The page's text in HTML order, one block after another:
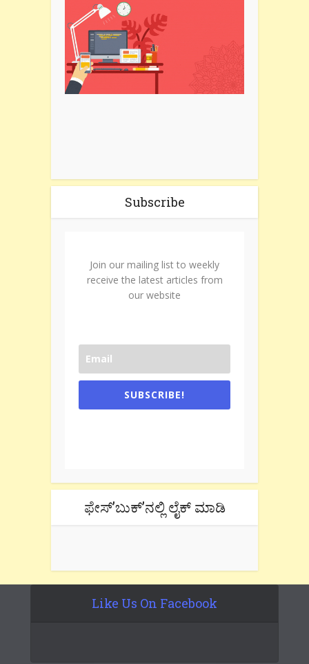
Subscribe
Join our mailing list to weekly
receive the latest articles from
our website
SUBSCRIBE!
ಫೇಸ್’ಬುಕ್’ನಲ್ಲಿ ಲೈಕ್ ಮಾಡಿ
Like Us On Facebook